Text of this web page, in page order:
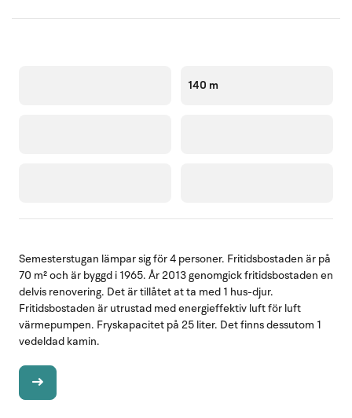
140 m
Semesterstugan lämpar sig för 4 personer. Fritidsbostaden är på
70 m² och är byggd i 1965. År 2013 genomgick fritidsbostaden en
delvis renovering. Det är tillåtet at ta med 1 hus-djur.
Fritidsbostaden är utrustad med energieffektiv luft för luft
värmepumpen. Fryskapacitet på 25 liter. Det finns dessutom 1
vedeldad kamin.